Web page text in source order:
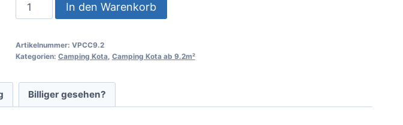
In den Warenkorb
Artikelnummer: VPCC9.2
Kategorien: Camping Kota, Camping Kota ab 9.2m²
Billiger gesehen?